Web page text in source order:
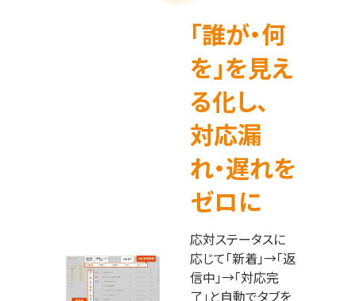
「誰が・何
を」を見え
る化し、
対応漏
れ・遅れを
ゼロに
応対ステータスに
応じて「新着」→「返
信中」→「対応完
了」と自動でタブを